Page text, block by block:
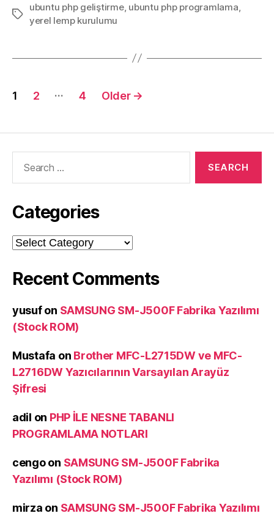
Ortamı
Tags
ubuntu php geliştirme, ubuntu php programlama
yerel lemp kurulumu
Posts
1 2 … 4 Older →
Categories
Categories
Recent Comments
yusufon SAMSUNG SM-J500F Fabrika Yazılımı
(Stock ROM)
Mustafa on Brother MFC-L2715DW ve MFC-
L2716DW Yazıcılarının Varsayılan Arayüz
Şifresi
adil on PHP İLE NESNE TABANLI
PROGRAMLAMA NOTLARI
cengoon SAMSUNG SM-J500F Fabrika
Yazılımı (Stock ROM)
mirza on SAMSUNG SM-J500F Fabrika Yazılımı